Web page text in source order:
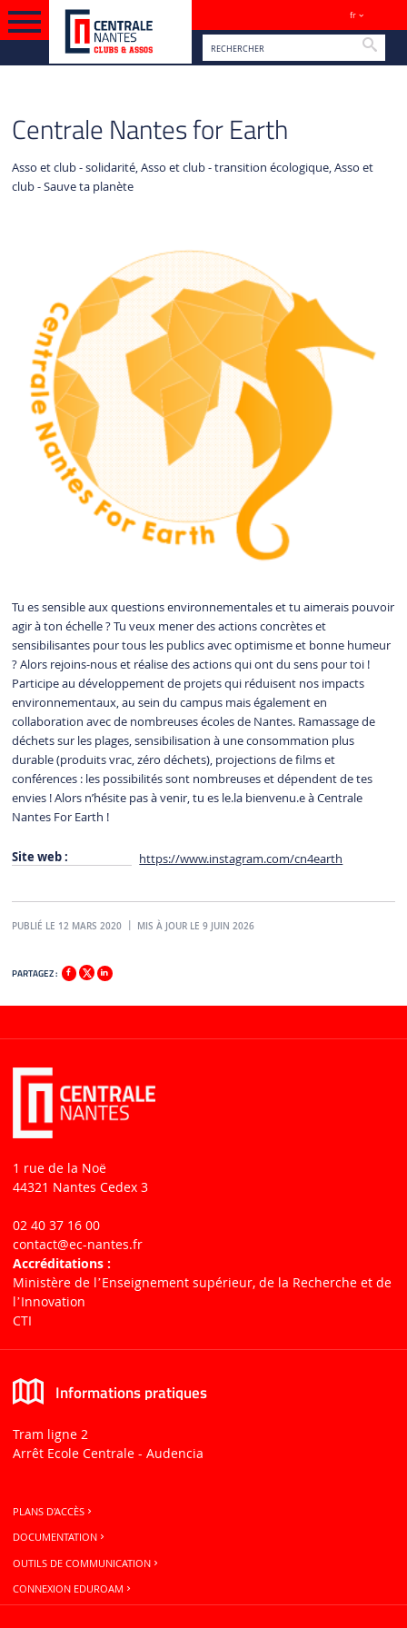
fr
Centrale Nantes for Earth
Asso et club - solidarité, Asso et club - transition écologique, Asso et
club - Sauve ta planète
Tu es sensible aux questions environnementales et tu aimerais pouvoir
agir à ton échelle ? Tu veux mener des actions concrètes et
sensibilisantes pour tous les publics avec optimisme et bonne humeur
? Alors rejoins-nous et réalise des actions qui ont du sens pour toi !
Participe au développement de projets qui réduisent nos impacts
environnementaux, au sein du campus mais également en
collaboration avec de nombreuses écoles de Nantes. Ramassage de
déchets sur les plages, sensibilisation à une consommation plus
durable (produits vrac, zéro déchets), projections de films et
conférences : les possibilités sont nombreuses et dépendent de tes
envies ! Alors n’hésite pas à venir, tu es le.la bienvenu.e à Centrale
Nantes For Earth !
Site web : https://www.instagram.com/cn4earth
PUBLIÉ LE 12 MARS 2020 MIS À JOUR LE 9 JUIN 2026
PARTAGEZ :
1 rue de la Noë
44321 Nantes Cedex 3
02 40 37 16 00
contact@ec-nantes.fr
Accréditations :
Ministère de lʼEnseignement supérieur, de la Recherche et de
lʼInnovation
CTI
Informations pratiques
Tram ligne 2
Arrêt Ecole Centrale - Audencia
PLANS D'ACCÈS
DOCUMENTATION
OUTILS DE COMMUNICATION
CONNEXION EDUROAM